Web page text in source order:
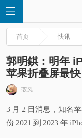
首
页
首页 快讯
郭明錤：明年
苹果折叠屏最
驭风
3 月 2 日消息，知名
份 2021 到 2023 年